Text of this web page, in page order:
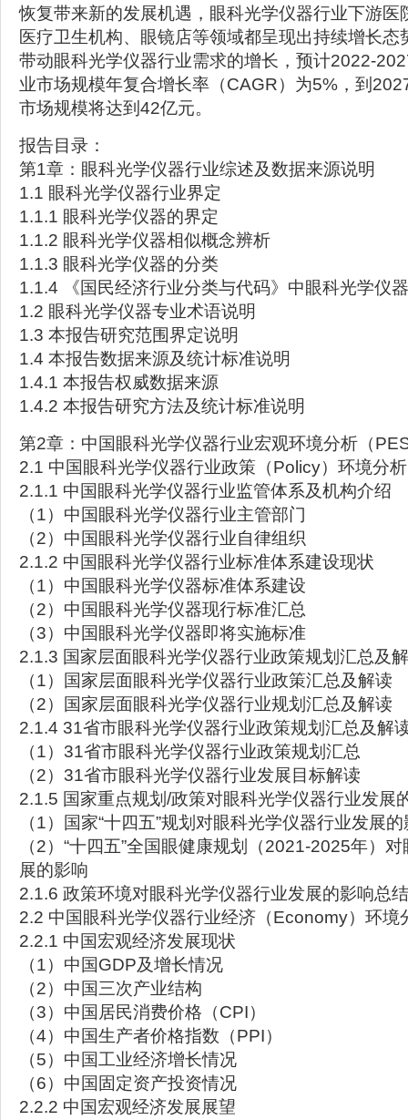
恢复带来新的发展机遇，眼科光学仪器行业下游医
医疗卫生机构、眼镜店等领域都呈现出持续增长态
带动眼科光学仪器行业需求的增长，预计2022-
业市场规模年复合增长率（CAGR）为5%，到
市场规模将达到42亿元。
报告目录：
第1章：眼科光学仪器行业综述及数据来源说明
1.1 眼科光学仪器行业界定
1.1.1 眼科光学仪器的界定
1.1.2 眼科光学仪器相似概念辨析
1.1.3 眼科光学仪器的分类
1.1.4 《国民经济行业分类与代码》中眼科光学仪
1.2 眼科光学仪器专业术语说明
1.3 本报告研究范围界定说明
1.4 本报告数据来源及统计标准说明
1.4.1 本报告权威数据来源
1.4.2 本报告研究方法及统计标准说明
第2章：中国眼科光学仪器行业宏观环境分析（
2.1 中国眼科光学仪器行业政策（Policy）环境分析
2.1.1 中国眼科光学仪器行业监管体系及机构介绍
（1）中国眼科光学仪器行业主管部门
（2）中国眼科光学仪器行业自律组织
2.1.2 中国眼科光学仪器行业标准体系建设现状
（1）中国眼科光学仪器标准体系建设
（2）中国眼科光学仪器现行标准汇总
（3）中国眼科光学仪器即将实施标准
2.1.3 国家层面眼科光学仪器行业政策规划汇总及
（1）国家层面眼科光学仪器行业政策汇总及解读
（2）国家层面眼科光学仪器行业规划汇总及解读
2.1.4 31省市眼科光学仪器行业政策规划汇总及解
（1）31省市眼科光学仪器行业政策规划汇总
（2）31省市眼科光学仪器行业发展目标解读
2.1.5 国家重点规划/政策对眼科光学仪器行业发展
（1）国家“十四五”规划对眼科光学仪器行业发展
（2）“十四五”全国眼健康规划（2021-2025年）
展的影响
2.1.6 政策环境对眼科光学仪器行业发展的影响总结
2.2 中国眼科光学仪器行业经济（Economy）环境
2.2.1 中国宏观经济发展现状
（1）中国GDP及增长情况
（2）中国三次产业结构
（3）中国居民消费价格（CPI）
（4）中国生产者价格指数（PPI）
（5）中国工业经济增长情况
（6）中国固定资产投资情况
2.2.2 中国宏观经济发展展望